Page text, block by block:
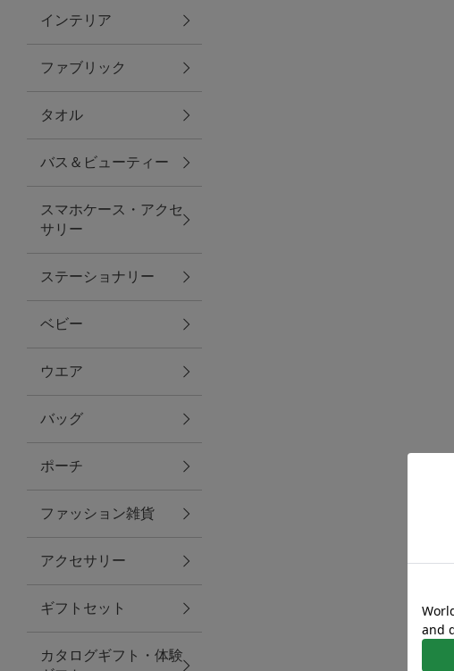
ランチ
バッグ
キッチン・ダイニング
ダイニング
キッチン
ファブリック
グリーン
バス＆ビューティー
バス＆ビューティー
タオル
ウエア＆バッグ
ウエア
インテリア
ファブリック
タオル
バス＆ビューティー
スマホケース・アクセ
サリー
ステーショナリー
ベビー
ウエア
バッグ
ポーチ
ファッション雑貨
アクセサリー
ギフトセット
カタログギフト・体験